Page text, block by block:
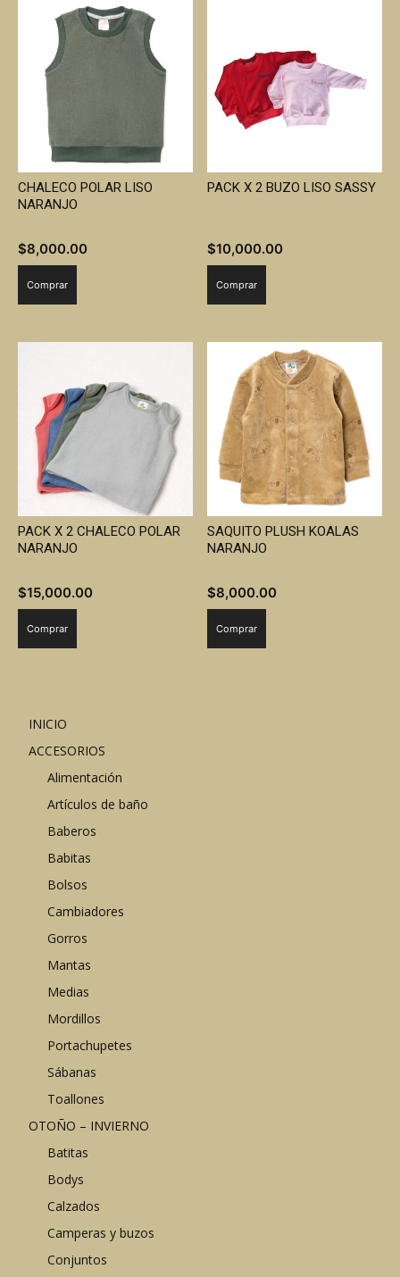
CHALECO POLAR LISO
NARANJO
$8,000.00
Comprar
PACK X 2 BUZO LISO SASSY
$10,000.00
Comprar
PACK X 2 CHALECO POLAR
NARANJO
$15,000.00
Comprar
SAQUITO PLUSH KOALAS
NARANJO
$8,000.00
Comprar
INICIO
ACCESORIOS
Alimentación
Artículos de baño
Baberos
Babitas
Bolsos
Cambiadores
Gorros
Mantas
Medias
Mordillos
Portachupetes
Sábanas
Toallones
OTOÑO – INVIERNO
Batitas
Bodys
Calzados
Camperas y buzos
Conjuntos